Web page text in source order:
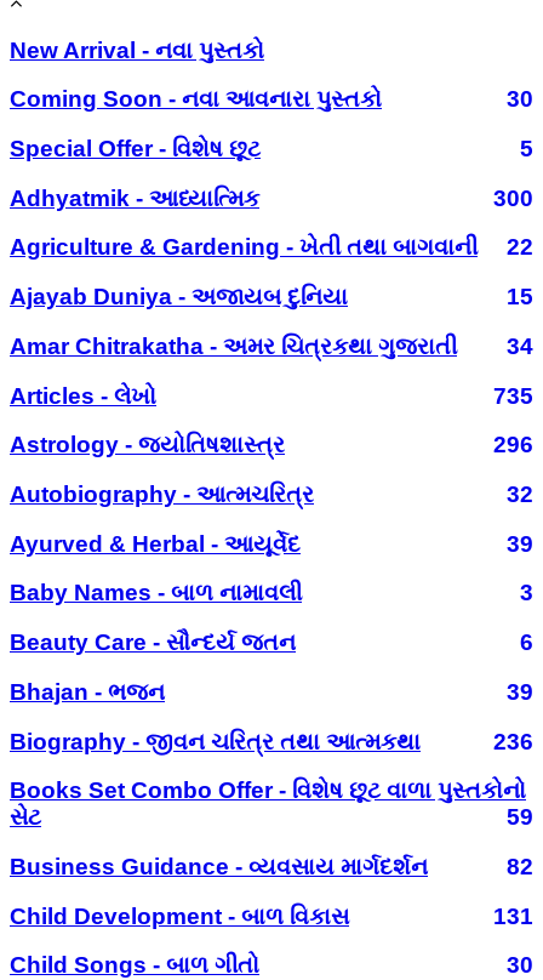
New Arrival - નવા પુસ્તકો
Coming Soon - નવા આવનારા પુસ્તકો
30
Special Offer - વિશેષ છૂટ
5
Adhyatmik - આધ્યાત્મિક
300
Agriculture & Gardening - ખેતી તથા બાગવાની
22
Ajayab Duniya - અજાયબ દુનિયા
15
Amar Chitrakatha - અમર ચિત્રકથા ગુજરાતી
34
Articles - લેખો
735
Astrology - જ્યોતિષશાસ્ત્ર
296
Autobiography - આત્મચરિત્ર
32
Ayurved & Herbal - આયૂર્વેદ
39
Baby Names - બાળ નામાવલી
3
Beauty Care - સૌન્દર્ય જતન
6
Bhajan - ભજન
39
Biography - જીવન ચરિત્ર તથા આત્મકથા
236
Books Set Combo Offer - વિશેષ છૂટ વાળા પુસ્તકોનો
સેટ
59
Business Guidance - વ્યવસાય માર્ગદર્શન
82
Child Development - બાળ વિકાસ
131
Child Songs - બાળ ગીતો
30